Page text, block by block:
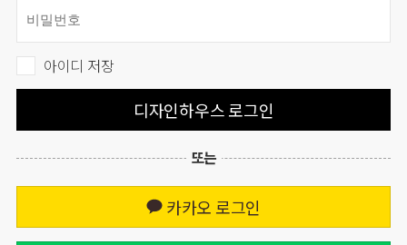
아이디 저장
디자인하우스 로그인
또는
카카오 로그인